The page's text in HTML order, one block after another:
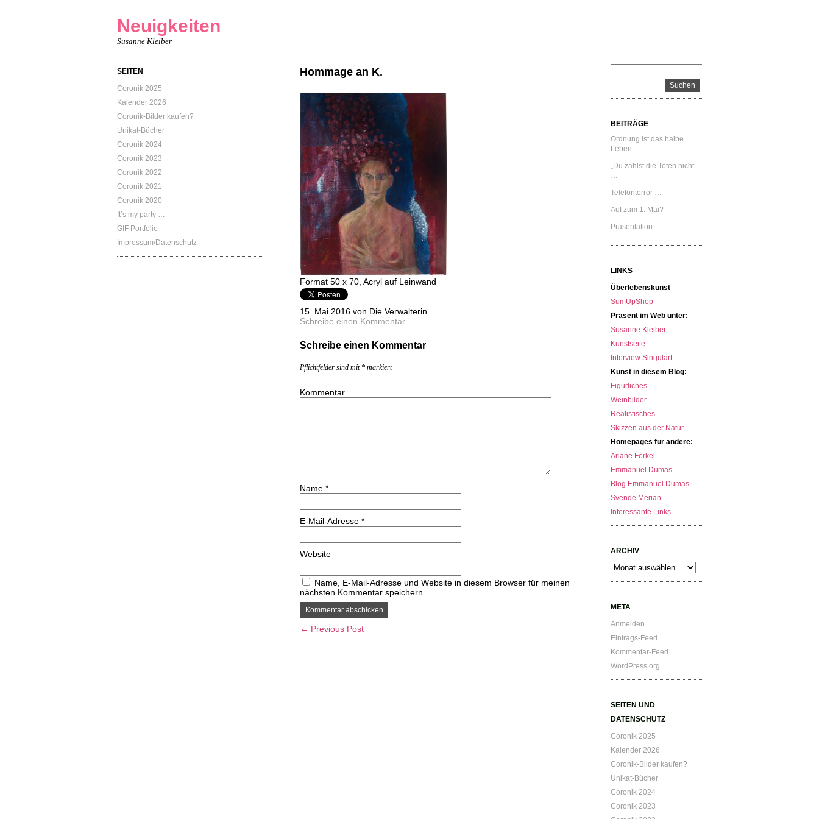
Neuigkeiten
Susanne Kleiber
SEITEN
Coronik 2025
Kalender 2026
Coronik-Bilder kaufen?
Unikat-Bücher
Coronik 2024
Coronik 2023
Coronik 2022
Coronik 2021
Coronik 2020
It’s my party …
GIF Portfolio
Impressum/Datenschutz
Hommage an K.
Format 50 x 70, Acryl auf Leinwand
15. Mai 2016 von Die Verwalterin
Schreibe einen Kommentar
Schreibe einen Kommentar
Pflichtfelder sind mit * markiert
Kommentar
Name *
E-Mail-Adresse *
Website
Name, E-Mail-Adresse und Website in diesem Browser für meinen
nächsten Kommentar speichern.
← Previous Post
BEITRÄGE
Ordnung ist das halbe
Leben
„Du zählst die Toten nicht
…
Telefonterror …
Auf zum 1. Mai?
Präsentation …
LINKS
Überlebenskunst
SumUpShop
Präsent im Web unter:
Susanne Kleiber
Kunstseite
Interview Singulart
Kunst in diesem Blog:
Figürliches
Weinbilder
Realistisches
Skizzen aus der Natur
Homepages für andere:
Ariane Forkel
Emmanuel Dumas
Blog Emmanuel Dumas
Svende Merian
Interessante Links
ARCHIV
Archiv
META
Anmelden
Eintrags-Feed
Kommentar-Feed
WordPress.org
SEITEN UND
DATENSCHUTZ
Coronik 2025
Kalender 2026
Coronik-Bilder kaufen?
Unikat-Bücher
Coronik 2024
Coronik 2023